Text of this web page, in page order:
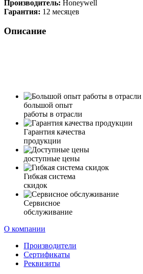
Производитель: Honeywell
Гарантия: 12 месяцев
Описание
большой опыт
работы в отрасли
Гарантия качества
продукции
доступные цены
Гибкая система
скидок
Сервисное
обслуживание
О компании
Производители
Сертификаты
Реквизиты